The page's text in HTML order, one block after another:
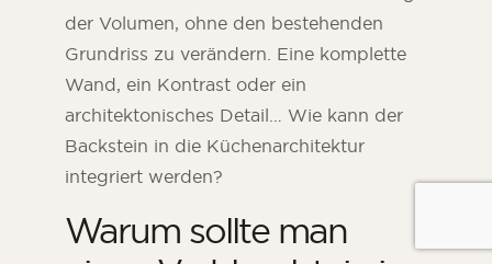
der Volumen, ohne den bestehenden
Grundriss zu verändern. Eine komplette
Wand, ein Kontrast oder ein
architektonisches Detail… Wie kann der
Backstein in die Küchenarchitektur
integriert werden?
Warum sollte man